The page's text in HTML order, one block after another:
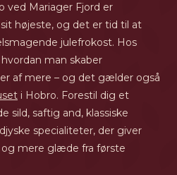
ved Mariager Fjord er
højeste, og det er tid til at
julefrokost. Hos
man skaber
af mere – og det gælder også
i Hobro. Forestil dig et
sild, saftig and, klassiske
specialiteter, der giver
mere glæde fra første